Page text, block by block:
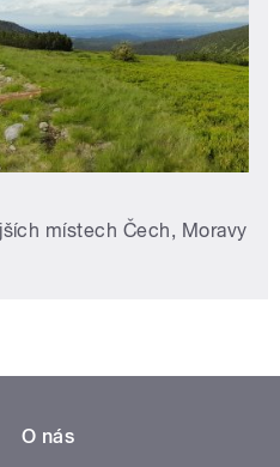
místech Čech, Moravy
O nás